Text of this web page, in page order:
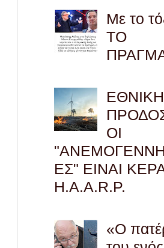
Με το
ΤΟ
ΕΘΝΙΚΗ
ΟΙ
ΕΣ" ΕΙΝΑΙ
H.A.A.R.P.
«Ο